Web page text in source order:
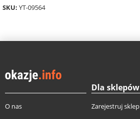
SKU: YT-09564
O nas
Dla sklepów
Zarejestruj sklep